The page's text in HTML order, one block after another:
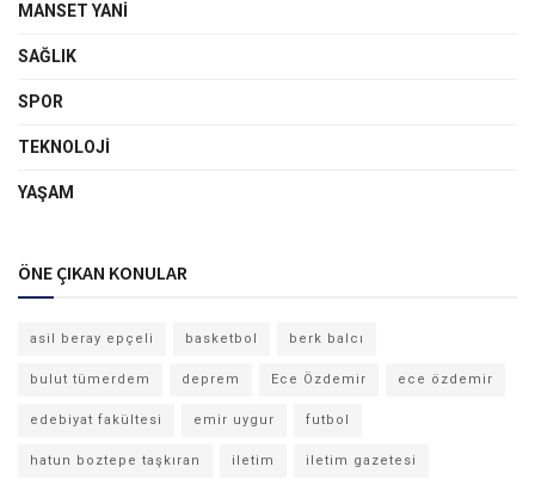
MANSET YANI
SAĞLIK
SPOR
TEKNOLOJI
YAŞAM
ÖNE ÇIKAN KONULAR
asil beray epçeli basketbol berk balcı
bulut tümerdem deprem Ece Özdemir ece özdemir
edebiyat fakültesi emir uygur futbol
hatun boztepe taşkıran iletim iletim gazetesi